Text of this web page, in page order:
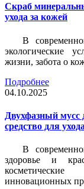
Скраб
ухода за кожей
В
экологические
жизни, забота о
Подробнее
04.10.2025
Двухфазный мусс
средство для
В
здоровье и
инновационных